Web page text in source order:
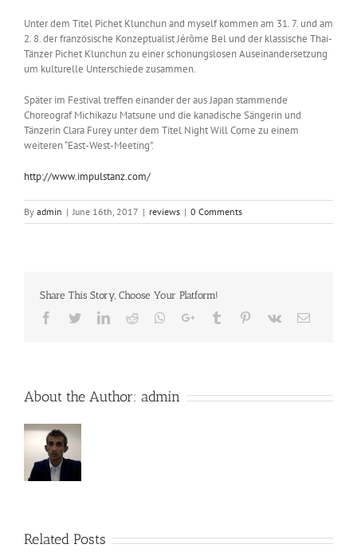
Unter dem Titel Pichet Klunchun and myself kommen am 31. 7. und am
2. 8. der französische Konzeptualist Jérôme Bel und der klassische Thai-
Tänzer Pichet Klunchun zu einer schonungslosen Auseinandersetzung
um kulturelle Unterschiede zusammen.
Später im Festival treffen einander der aus Japan stammende
Choreograf Michikazu Matsune und die kanadische Sängerin und
Tänzerin Clara Furey unter dem Titel Night Will Come zu einem
weiteren “East-West-Meeting”.
http://www.impulstanz.com/
By admin | June 16th, 2017 | reviews | 0 Comments
Share This Story, Choose Your Platform!
Facebook
TwitterLinkedIn
Reddit Whatsapp
Google+Tumblr Pinterest
Vk Email
About the Author: admin
Related Posts